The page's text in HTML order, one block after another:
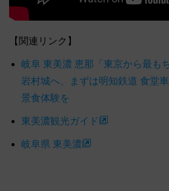
【関連リンク】
岐阜 東美濃 恵那「東京から最も
岩村城へ、まずは明知鉄道 食堂
景食体験を
東美濃観光ガイド
岐阜県 東美濃